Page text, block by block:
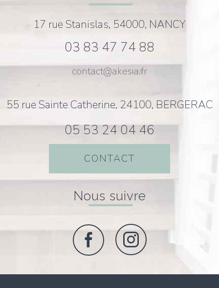
17 rue Stanislas, 54000, NANCY
03 83 47 74 88
contact@akesia.fr
55 rue Sainte Catherine, 24100, BERGERAC
05 53 24 04 46
CONTACT
nous suivre